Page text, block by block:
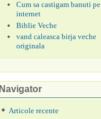
Cum sa castigam banuti pe
internet
Biblie Veche
vand caleasca birja veche
originala
Navigator
Articole recente